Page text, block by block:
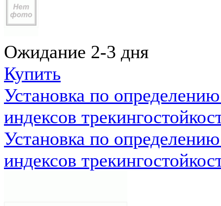
Ожидание 2-3 дня
Купить
Установка по
индексов
Установка по
индексов